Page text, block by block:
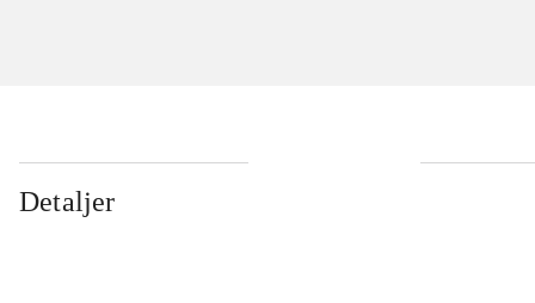
Detaljer